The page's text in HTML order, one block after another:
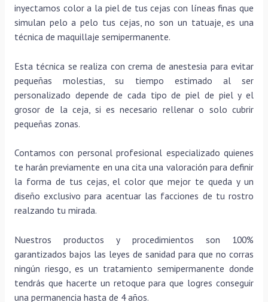
inyectamos color a la piel de tus cejas con líneas finas que
simulan pelo a pelo tus cejas, no son un tatuaje, es una
técnica de maquillaje semipermanente.
Esta técnica se realiza con crema de anestesia para evitar
pequeñas molestias, su tiempo estimado al ser
personalizado depende de cada tipo de piel de piel y el
grosor de la ceja, si es necesario rellenar o solo cubrir
pequeñas zonas.
Contamos con personal profesional especializado quienes
te harán previamente en una cita una valoración para definir
la forma de tus cejas, el color que mejor te queda y un
diseño exclusivo para acentuar las facciones de tu rostro
realzando tu mirada.
Nuestros productos y procedimientos son 100%
garantizados bajos las leyes de sanidad para que no corras
ningún riesgo, es un tratamiento semipermanente donde
tendrás que hacerte un retoque para que logres conseguir
una permanencia hasta de 4 años.